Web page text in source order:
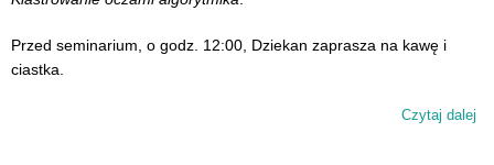
Przed seminarium, o godz. 12:00, Dziekan zaprasza na kawę i
ciastka.
Czytaj dalej